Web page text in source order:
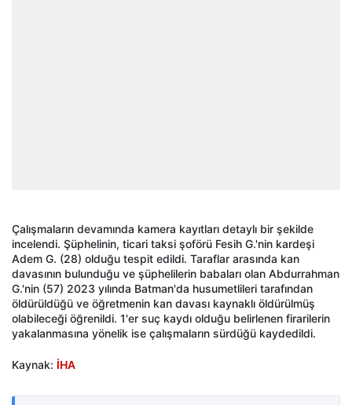
Çalışmaların devamında kamera kayıtları detaylı bir şekilde
incelendi. Şüphelinin, ticari taksi şoförü Fesih G.'nin kardeşi
Adem G. (28) olduğu tespit edildi. Taraflar arasında kan
davasının bulunduğu ve şüphelilerin babaları olan Abdurrahman
G.'nin (57) 2023 yılında Batman'da husumetlileri tarafından
öldürüldüğü ve öğretmenin kan davası kaynaklı öldürülmüş
olabileceği öğrenildi. 1'er suç kaydı olduğu belirlenen firarilerin
yakalanmasına yönelik ise çalışmaların sürdüğü kaydedildi.
Kaynak: İHA